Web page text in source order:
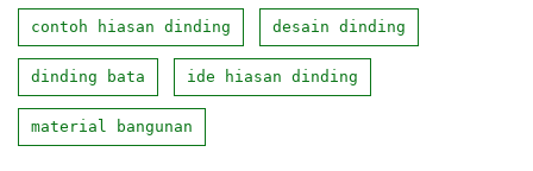
contoh hiasan dinding desain dinding
dinding bata ide hiasan dinding
material bangunan